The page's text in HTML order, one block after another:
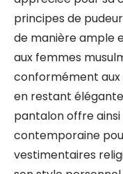
principes de
de manière ample
aux femmes
conformément aux
en restant
pantalon offre
contemporaine
vestimentaires